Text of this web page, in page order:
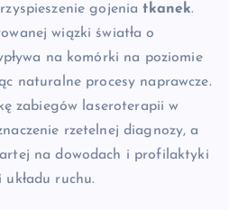
gojeniatkanek.
wiązki światła o
na komórki na poziomie
naturalne procesy naprawcze.
zabiegów laseroterapii w
rzetelnej diagnozy, a
na dowodach i profilaktyki
ruchu.